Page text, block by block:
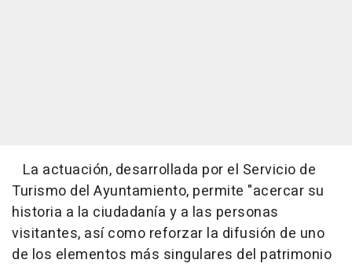
La actuación, desarrollada por el Servicio de
Turismo del Ayuntamiento, permite "acercar su
historia a la ciudadanía y a las personas
visitantes, así como reforzar la difusión de uno
de los elementos más singulares del patrimonio